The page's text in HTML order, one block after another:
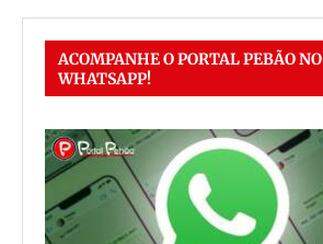
ACOMPANHE O PORTAL PEBÃO NO
WHATSAPP!